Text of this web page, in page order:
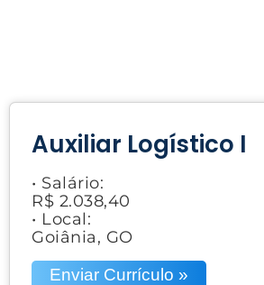
Auxiliar Logístico I
• Salário:
R$ 2.038,40
• Local:
Goiânia, GO
Enviar Currículo »